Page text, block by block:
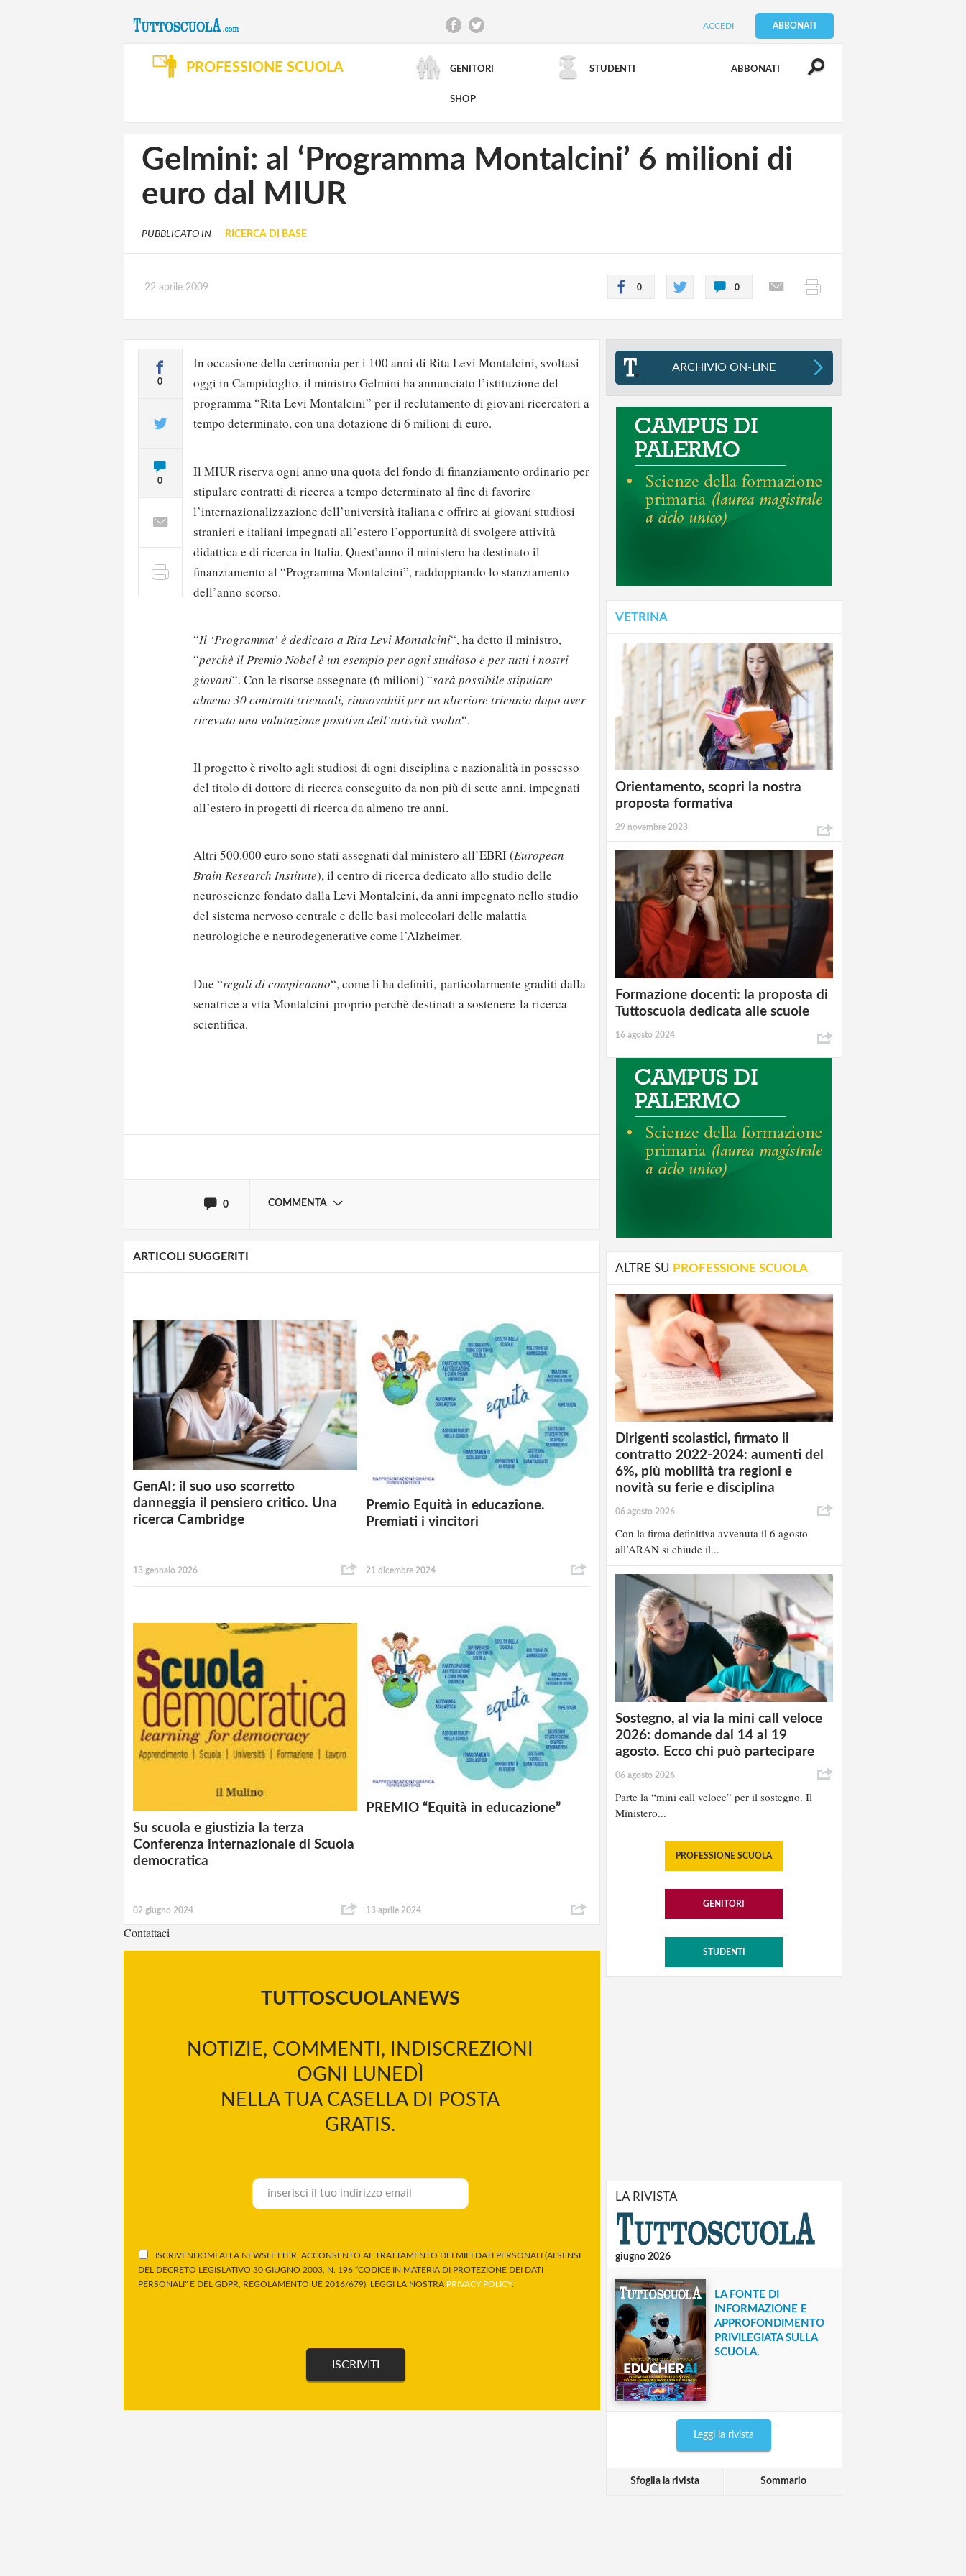
ACCEDI ABBONATI
PROFESSIONE SCUOLA GENITORI STUDENTI ABBONATI
SHOP
RICERCA AVANZATA
Gelmini: al ‘Programma Montalcini’ 6 milioni di
euro dal MIUR
PUBBLICATO IN RICERCA DI BASE
22 aprile 2009 0 0
0
0
In occasione della cerimonia per i 100 anni di Rita Levi Montalcini, svoltasi
oggi in Campidoglio, il ministro Gelmini ha annunciato l’istituzione del
programma “Rita Levi Montalcini” per il reclutamento di giovani ricercatori a
tempo determinato, con una dotazione di 6 milioni di euro.
Il MIUR riserva ogni anno una quota del fondo di finanziamento ordinario per
stipulare contratti di ricerca a tempo determinato al fine di favorire
l’internazionalizzazione dell’università italiana e offrire ai giovani studiosi
stranieri e italiani impegnati all’estero l’opportunità di svolgere attività
didattica e di ricerca in Italia. Quest’anno il ministero ha destinato il
finanziamento al “Programma Montalcini”, raddoppiando lo stanziamento
dell’anno scorso.
“Il ‘Programma’ è dedicato a Rita Levi Montalcini“, ha detto il ministro,
“perchè il Premio Nobel è un esempio per ogni studioso e per tutti i nostri
giovani“. Con le risorse assegnate (6 milioni) “sarà possibile stipulare
almeno 30 contratti triennali, rinnovabili per un ulteriore triennio dopo aver
ricevuto una valutazione positiva dell’attività svolta“.
Il progetto è rivolto agli studiosi di ogni disciplina e nazionalità in possesso
del titolo di dottore di ricerca conseguito da non più di sette anni, impegnati
all’estero in progetti di ricerca da almeno tre anni.
Altri 500.000 euro sono stati assegnati dal ministero all’EBRI (European
Brain Research Institute), il centro di ricerca dedicato allo studio delle
neuroscienze fondato dalla Levi Montalcini, da anni impegnato nello studio
del sistema nervoso centrale e delle basi molecolari delle malattia
neurologiche e neurodegenerative come l’Alzheimer.
Due “regali di compleanno“, come li ha definiti, particolarmente graditi dalla
senatrice a vita Montalcini proprio perchè destinati a sostenere la ricerca
scientifica.
0 COMMENTA
ARTICOLI SUGGERITI
GenAI: il suo uso scorretto
danneggia il pensiero critico. Una
ricerca Cambridge
13 gennaio 2026
Premio Equità in educazione.
Premiati i vincitori
21 dicembre 2024
Su scuola e giustizia la terza
Conferenza internazionale di Scuola
democratica
02 giugno 2024
PREMIO “Equità in educazione”
13 aprile 2024
Contattaci
TUTTOSCUOLANEWS
NOTIZIE, COMMENTI, INDISCREZIONI
OGNI LUNEDÌ
NELLA TUA CASELLA DI POSTA
GRATIS.
ISCRIVENDOMI ALLA NEWSLETTER, ACCONSENTO AL TRATTAMENTO DEI MIEI DATI PERSONALI (AI SENSI
DEL DECRETO LEGISLATIVO 30 GIUGNO 2003, N. 196 “CODICE IN MATERIA DI PROTEZIONE DEI DATI
PERSONALI” E DEL GDPR, REGOLAMENTO UE 2016/679). LEGGI LA NOSTRA PRIVACY POLICY.
ARCHIVIO ON-LINE
VETRINA
Orientamento, scopri la nostra
proposta formativa
29 novembre 2023
Formazione docenti: la proposta di
Tuttoscuola dedicata alle scuole
16 agosto 2024
ALTRE SU PROFESSIONE SCUOLA
Dirigenti scolastici, firmato il
contratto 2022-2024: aumenti del
6%, più mobilità tra regioni e
novità su ferie e disciplina
06 agosto 2026
Con la firma definitiva avvenuta il 6 agosto
all’ARAN si chiude il...
Sostegno, al via la mini call veloce
2026: domande dal 14 al 19
agosto. Ecco chi può partecipare
06 agosto 2026
Parte la “mini call veloce” per il sostegno. Il
Ministero...
PROFESSIONE SCUOLA
GENITORI
STUDENTI
LA RIVISTA
giugno 2026
LA FONTE DI
INFORMAZIONE E
APPROFONDIMENTO
PRIVILEGIATA SULLA
SCUOLA.
Leggi la rivista
Sfoglia la rivista Sommario